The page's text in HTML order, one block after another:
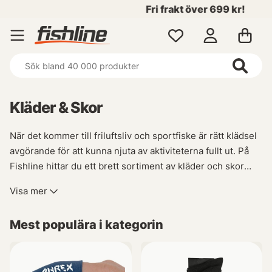
Fri frakt över 699 kr!
Kläder & Skor
När det kommer till friluftsliv och sportfiske är rätt klädsel
avgörande för att kunna njuta av aktiviteterna fullt ut. På
Fishline hittar du ett brett sortiment av kläder och skor
bekväma sportfiskeskor så har vi allt du behöver för att
Vår kollektion inkluderar även funktionella fritidskläder
Visa mer
Mest populära i kategorin